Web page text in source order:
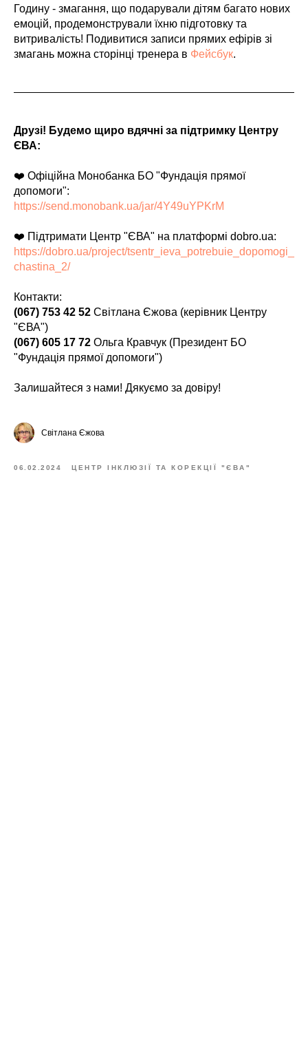
Годину - змагання, що подарували дітям багато нових
емоцій, продемонстрували їхню підготовку та
витривалість! Подивитися записи прямих ефірів зі
змагань можна сторінці тренера в Фейсбук.
Друзі! Будемо щиро вдячні за підтримку Центру
ЄВА:
❤️ Офіційна Монобанка БО "Фундація прямої
допомоги":
https://send.monobank.ua/jar/4Y49uYPKrM
❤️ Підтримати Центр "ЄВА" на платформі dobro.ua:
https://dobro.ua/project/tsentr_ieva_potrebuie_dopomogi_
chastina_2/
Контакти:
(067) 753 42 52 Світлана Єжова (керівник Центру
"ЄВА")
(067) 605 17 72 Ольга Кравчук (Президент БО
"Фундація прямої допомоги")
Залишайтеся з нами! Дякуємо за довіру!
Світлана Єжова
06.02.2024 ЦЕНТР ІНКЛЮЗІЇ ТА КОРЕКЦІЇ "ЄВА"